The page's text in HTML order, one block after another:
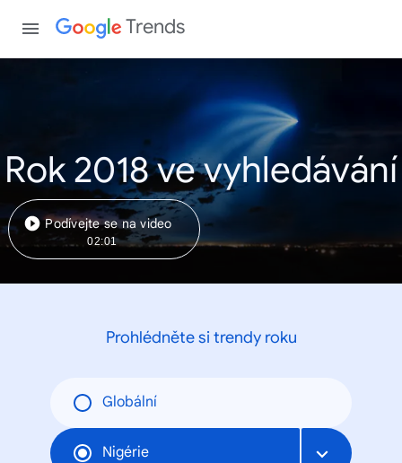
Trends
Rok 2018 ve vyhledávání
Podívejte se na video
02:01
Prohlédněte si trendy roku
Globální
Nigérie